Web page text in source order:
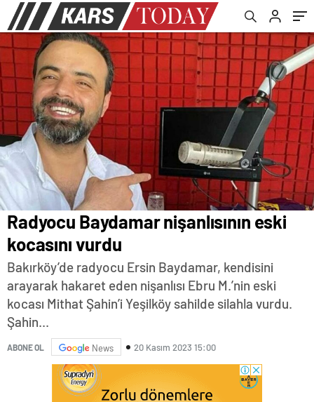
Radyocu Baydamar nişanlısının eski
kocasını vurdu
Bakırköy’de radyocu Ersin Baydamar, kendisini
arayarak hakaret eden nişanlısı Ebru M.’nin eski
kocası Mithat Şahin’i Yeşilköy sahilde silahla vurdu.
Şahin...
ABONE OL News 20 Kasım 2023 15:00